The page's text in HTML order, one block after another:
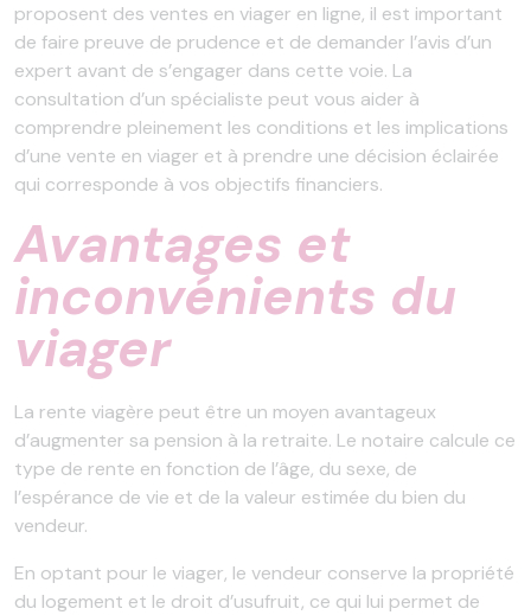
proposent des ventes en viager en ligne, il est important
de faire preuve de prudence et de demander l’avis d’un
expert avant de s’engager dans cette voie. La
consultation d’un spécialiste peut vous aider à
comprendre pleinement les conditions et les implications
d’une vente en viager et à prendre une décision éclairée
qui corresponde à vos objectifs financiers.
Avantages et
inconvénients du
viager
La rente viagère peut être un moyen avantageux
d’augmenter sa pension à la retraite. Le notaire calcule ce
type de rente en fonction de l’âge, du sexe, de
l’espérance de vie et de la valeur estimée du bien du
vendeur.
En optant pour le viager, le vendeur conserve la propriété
du logement et le droit d’usufruit, ce qui lui permet de